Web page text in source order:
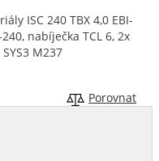
ISC 240 TBX 4,0 EBI-
nabíječka TCL 6, 2x
M237
Porovnat